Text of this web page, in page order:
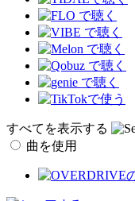
すべてを表示する
曲を使用